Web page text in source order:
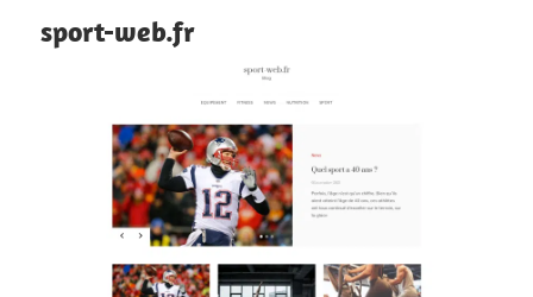
sport-web.fr